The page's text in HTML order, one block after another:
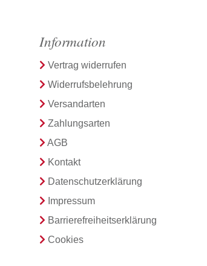
Information
Vertrag widerrufen
Widerrufsbelehrung
Versandarten
Zahlungsarten
AGB
Kontakt
Datenschutzerklärung
Impressum
Barrierefreiheitserklärung
Cookies